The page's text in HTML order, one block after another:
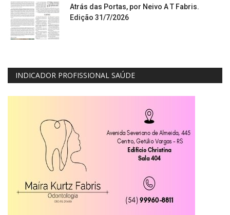
Atrás das Portas, por Neivo A T Fabris.
Edição 31/7/2026
INDICADOR PROFISSIONAL SAÚDE